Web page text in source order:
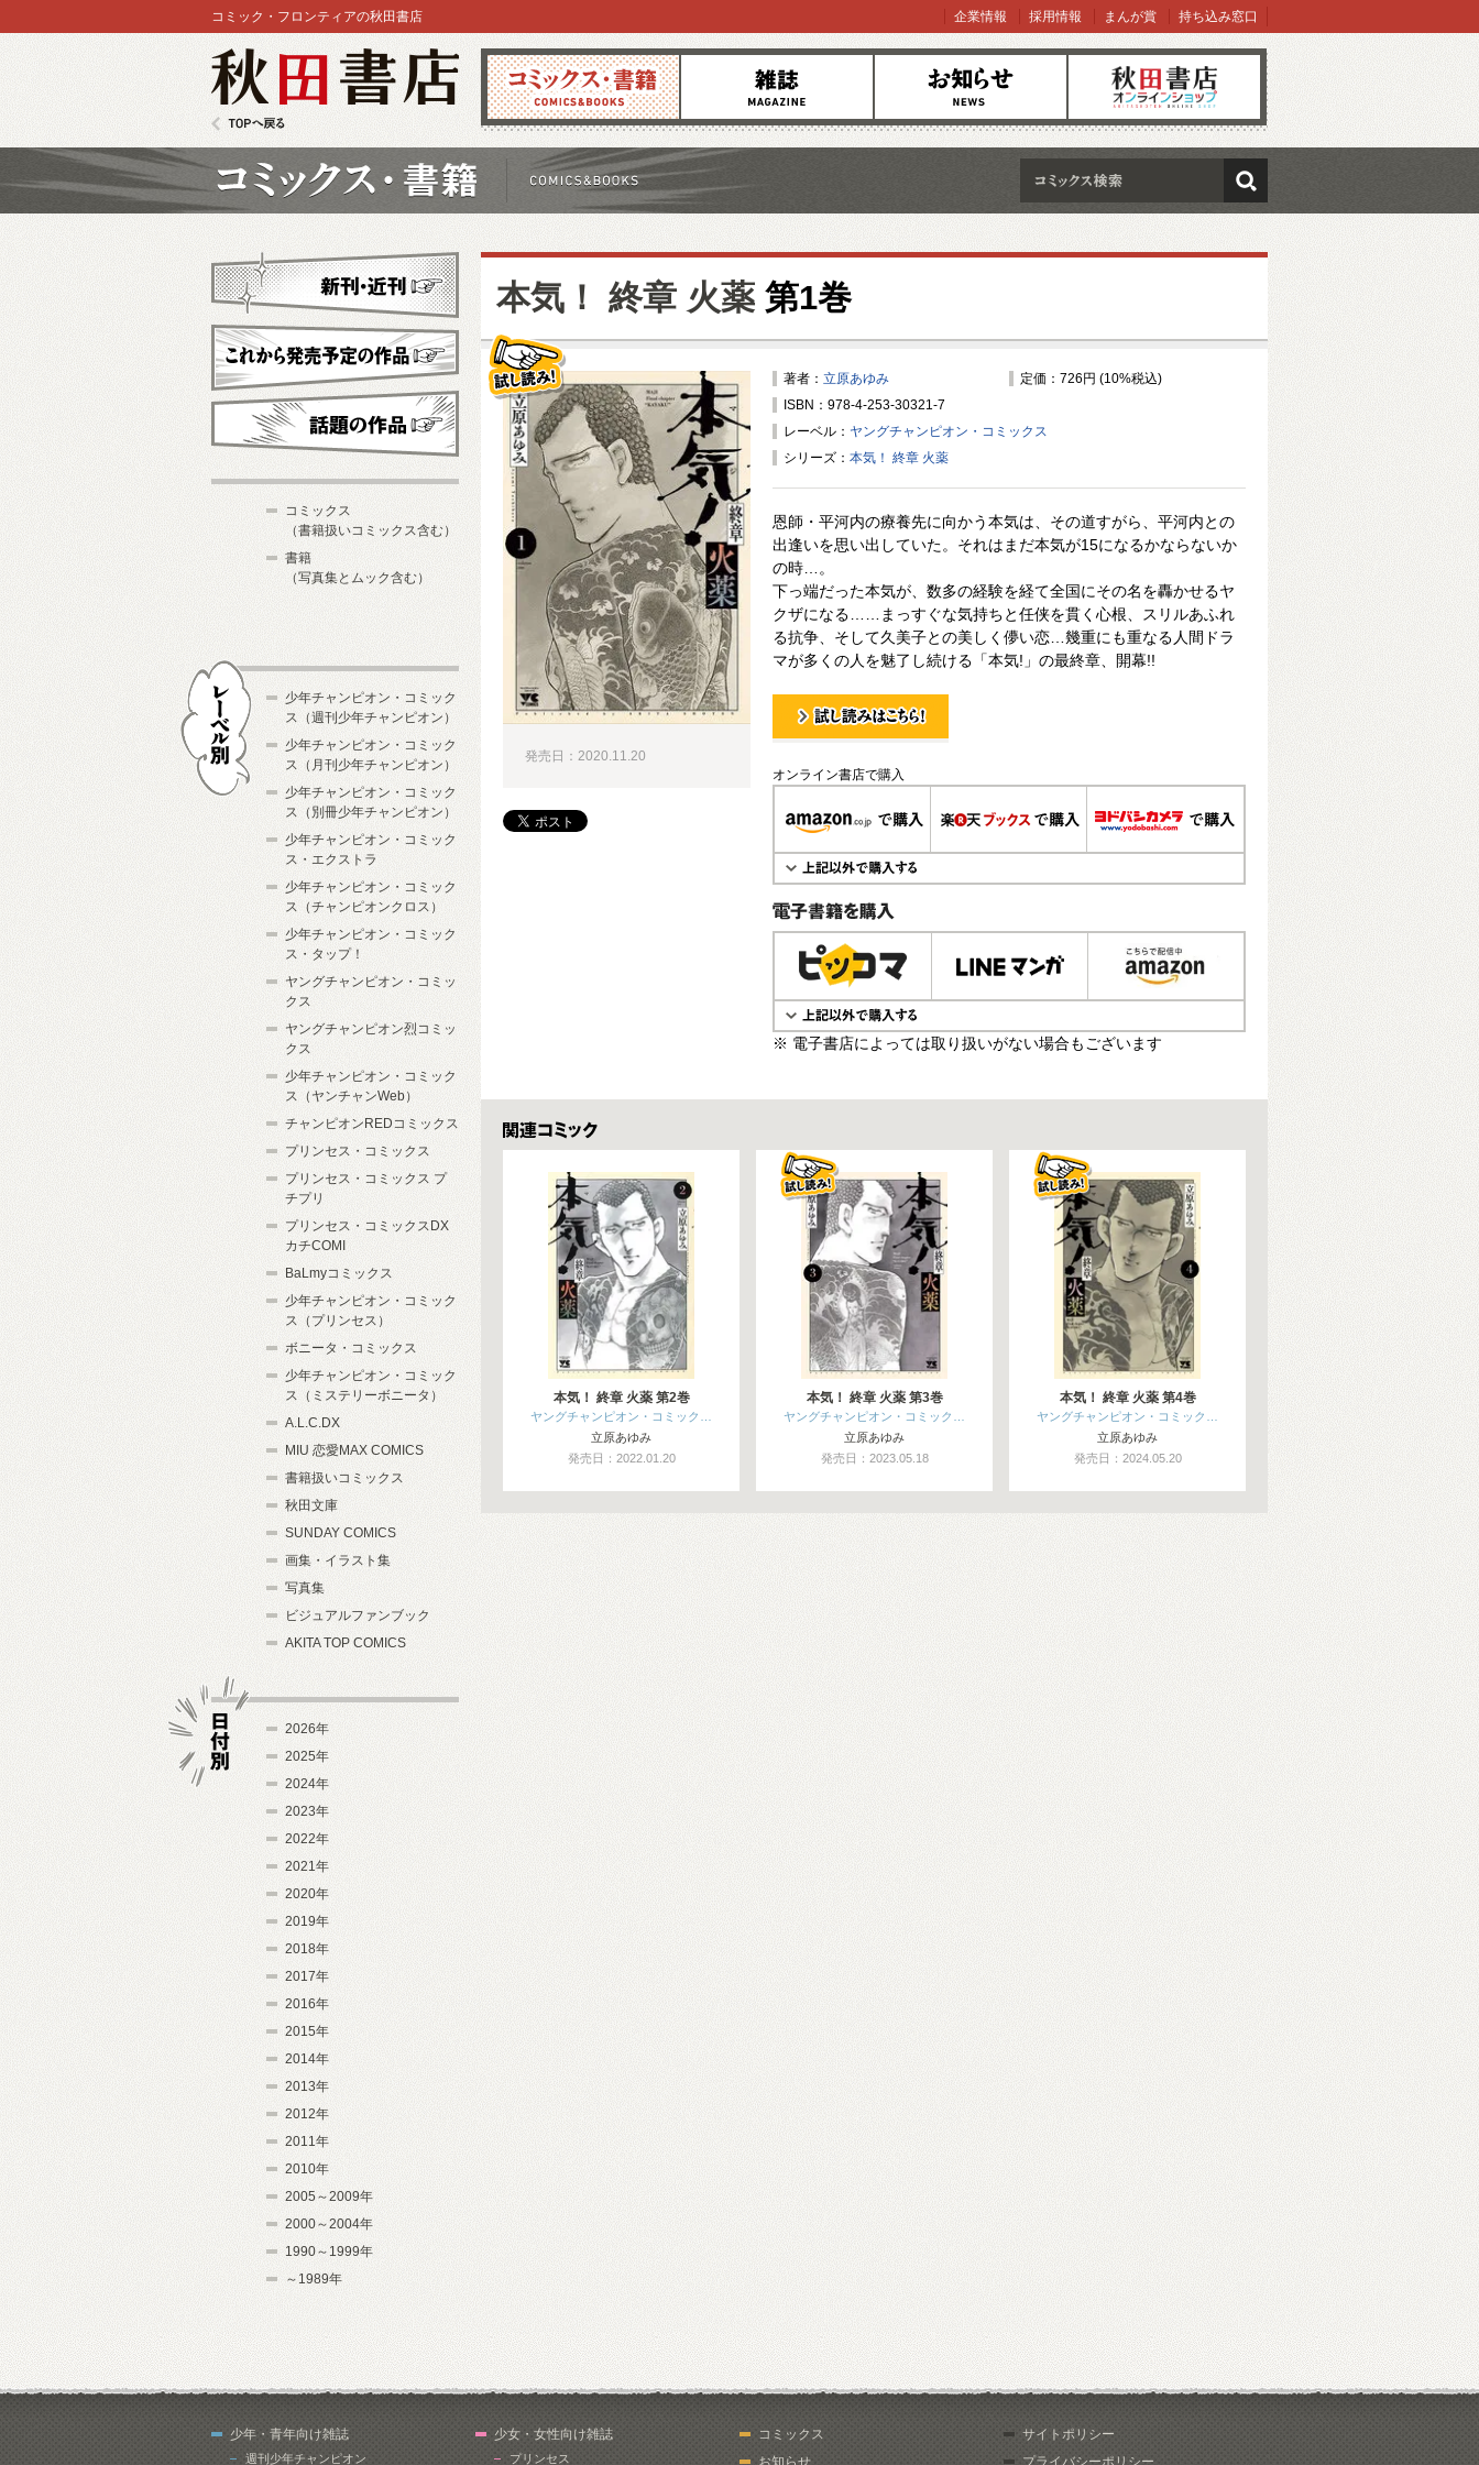
コミックス 雑誌 お知らせ オンラインショップ
コミック・フロンティアの秋田書店 企業情報 採用情報 まんが賞 持ち込み窓口
検索
本気！ 終章 火薬 第1巻
著者： 立原あゆみ
定価：726円 (10%税込)
ISBN：978-4-253-30321-7
レーベル： ヤングチャンピオン・コミックス
シリーズ： 本気！ 終章 火薬
恩師・平河内の療養先に向かう本気は、その道すがら、平河内との
出逢いを思い出していた。それはまだ本気が15になるかならないか
の時…。
下っ端だった本気が、数多の経験を経て全国にその名を轟かせるヤ
クザになる……まっすぐな気持ちと任侠を貫く心根、スリルあふれ
る抗争、そして久美子との美しく儚い恋…幾重にも重なる人間ドラ
マが多くの人を魅了し続ける「本気!」の最終章、開幕!!
試し読み！
オンライン書店で購入
電子書籍で購入
※ 電子書店によっては取り扱いがない場合もございます
発売日：2020.11.20
関連コミックス
本気！ 終章 火薬 第2巻
ヤングチャンピオン・コミック…
立原あゆみ
発売日：2022.01.20
本気！ 終章 火薬 第3巻
ヤングチャンピオン・コミック…
立原あゆみ
発売日：2023.05.18
本気！ 終章 火薬 第4巻
ヤングチャンピオン・コミック…
立原あゆみ
発売日：2024.05.20
新刊・近刊
これから発売予定
コミックス
（書籍扱いコミックス含む）
書籍
（写真集とムック含む）
少年チャンピオン・コミック
ス（週刊少年チャンピオン）
少年チャンピオン・コミック
ス（月刊少年チャンピオン）
少年チャンピオン・コミック
ス（別冊少年チャンピオン）
少年チャンピオン・コミック
ス・エクストラ
少年チャンピオン・コミック
ス（チャンピオンクロス）
少年チャンピオン・コミック
ス・タップ！
ヤングチャンピオン・コミッ
クス
ヤングチャンピオン烈コミッ
クス
少年チャンピオン・コミック
ス（ヤンチャンWeb）
チャンピオンREDコミックス
プリンセス・コミックス
プリンセス・コミックス プ
チプリ
プリンセス・コミックスDX
カチCOMI
BaLmyコミックス
少年チャンピオン・コミック
ス（プリンセス）
ボニータ・コミックス
少年チャンピオン・コミック
ス（ミステリーボニータ）
A.L.C.DX
MIU 恋愛MAX COMICS
書籍扱いコミックス
秋田文庫
SUNDAY COMICS
画集・イラスト集
写真集
ビジュアルファンブック
AKITA TOP COMICS
2026年
2025年
2024年
2023年
2022年
2021年
2020年
2019年
2018年
2017年
2016年
2015年
2014年
2013年
2012年
2011年
2010年
2005～2009年
2000～2004年
1990～1999年
～1989年
少年・青年向け雑誌
週刊少年チャンピオン
少女・女性向け雑誌
プリンセス
コミックス
お知らせ
サイトポリシー
プライバシーポリシー